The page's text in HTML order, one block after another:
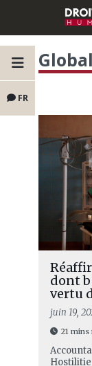
FR
dont
vertu
juin 19,
21 mins